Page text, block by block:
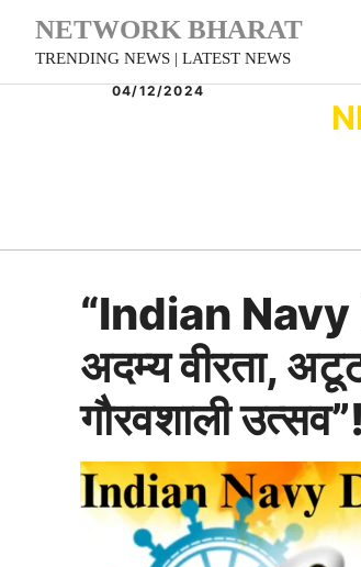
Skip
content
NETWORK BHARAT
TRENDING NEWS | LATEST NEWS
04/12/2024
“Indian
अदम्य वीरता,
गौरवशाली उत्सव”!